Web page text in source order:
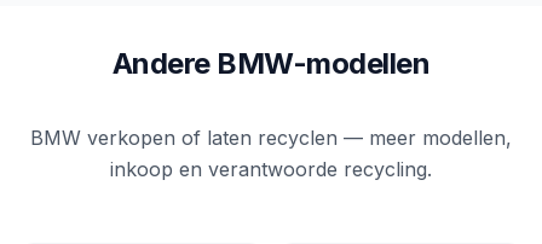
Andere BMW-modellen
BMW verkopen of laten recyclen — meer modellen,
inkoop en verantwoorde recycling.